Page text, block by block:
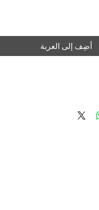
أضِف إلى العربة